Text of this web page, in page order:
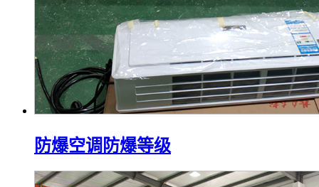
防爆空调防爆等级